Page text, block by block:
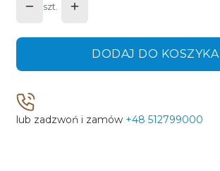
szt.
DODAJ DO KOSZYKA
lub zadzwoń i zamów +48 512799000